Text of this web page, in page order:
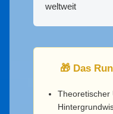
weltweit
🎁 Das
Theoretischer